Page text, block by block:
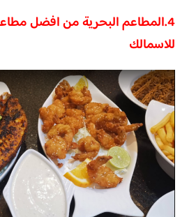
4.المطاعم البحرية من افضل
للاسمالك